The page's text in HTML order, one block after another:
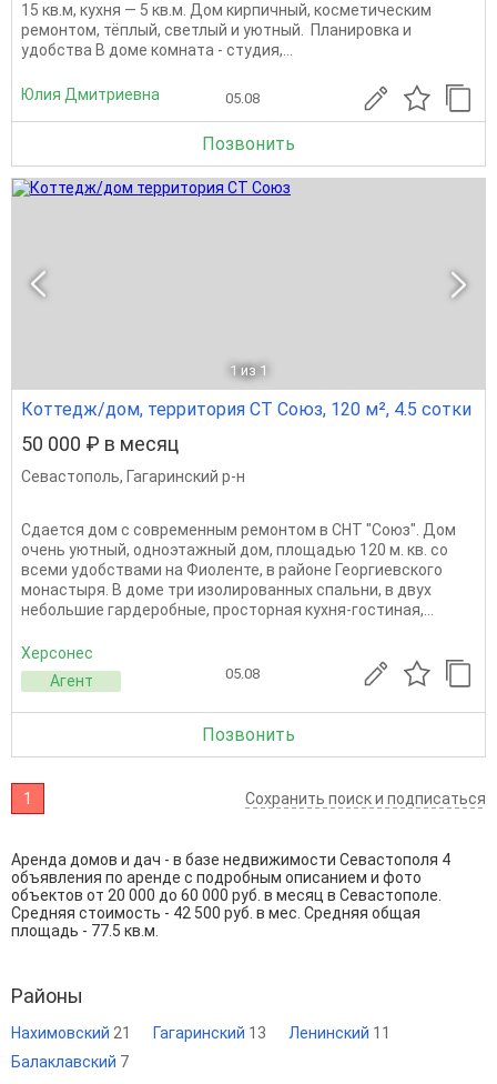
15 кв.м, кухня — 5 кв.м. Дом кирпичный, косметическим
ремонтом, тёплый, светлый и уютный. Планировка и
удобства В доме комната - студия,...
Юлия Дмитриевна 05.08
Позвонить
1 из 1
Коттедж/дом, территория СТ Союз, 120 м², 4.5 сотки
50 000 ₽ в месяц
Севастополь, Гагаринский р-н
Сдается дом с современным ремонтом в СНТ "Союз". Дом
очень уютный, одноэтажный дом, площадью 120 м. кв. со
всеми удобствами на Фиоленте, в районе Георгиевского
монастыря. В доме три изолированных спальни, в двух
небольшие гардеробные, просторная кухня-гостиная,...
Херсонес
Агент
05.08
Позвонить
1 Сохранить поиск и подписаться
Аренда домов и дач - в базе недвижимости Севастополя 4
объявления по аренде с подробным описанием и фото
объектов от 20 000 до 60 000 руб. в месяц в Севастополе.
Средняя стоимость - 42 500 руб. в мес. Средняя общая
площадь - 77.5 кв.м.
Районы
Нахимовский 21 Гагаринский 13 Ленинский 11
Балаклавский 7